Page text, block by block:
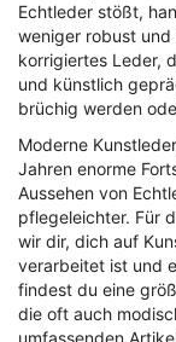
Echtleder stößt,
weniger robust
korrigiertes Leder,
und künstlich
brüchig werden
Moderne
Jahren enorme
Aussehen von
pflegeleichter. Für
wir dir, dich auf
verarbeitet ist und
findest du eine
die oft auch